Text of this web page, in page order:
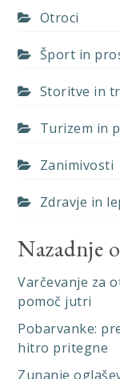
Otroci
Šport in
Storitve in
Turizem in
Zanimivosti
Zdravje in
Nazadnje
Varčevanje za
pomoč jutri
Pobarvanke:
hitro pritegne
Zunanje